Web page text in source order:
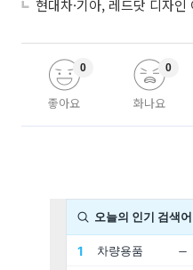
좋아요
0
화나요
0